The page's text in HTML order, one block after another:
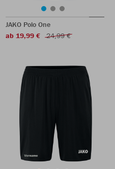
JAKO Polo One
ab 19,99 €
24,99 €